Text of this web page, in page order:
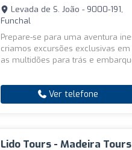
Levada de S. João - 9000-191,
Funchal
Prepare-se para uma aventura
criamos excursões exclusivas
as multidões para trás e
Ver telefone
Lido Tours - Madeira